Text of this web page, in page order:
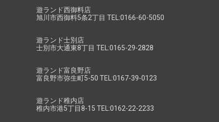
遊ランド西御料店
旭川市西御料5条2丁目 TEL:0166-60-5050
遊ランド士別店
士別市大通東8丁目 TEL:0165-29-2828
遊ランド富良野店
富良野市弥生町5-50 TEL:0167-39-0123
遊ランド稚内店
稚内市港5丁目8-15 TEL:0162-22-2233